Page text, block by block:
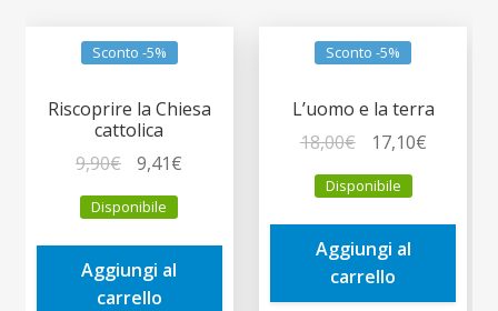
Sconto -5%
Riscoprire la Chiesa
cattolica
9,90€
prezzo
originale
era:
9,90€.
9,41€
è:
Disponibile
Aggiungi al
carrello
Sconto -5%
L’uomo e la terra
18,00€
prezzo
originale
era:
18,00€.
17,10€Il
è:
Disponibile
Aggiungi al
carrello